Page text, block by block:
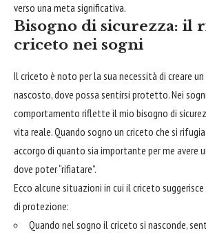
verso una meta significativa.
Bisogno di sicurezza: il
criceto nei sogni
Il criceto è noto per la sua necessità di creare un
nascosto, dove possa sentirsi protetto. Nei
comportamento riflette il mio bisogno di
vita reale. Quando sogno un criceto che si
accorgo di quanto sia importante per me avere
dove poter “rifiatare”.
Ecco alcune situazioni in cui il criceto
di protezione:
Quando nel sogno il criceto si nasconde,